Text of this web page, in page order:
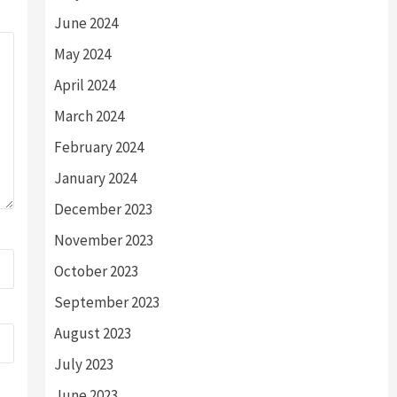
June 2024
May 2024
April 2024
March 2024
February 2024
January 2024
December 2023
November 2023
October 2023
September 2023
August 2023
July 2023